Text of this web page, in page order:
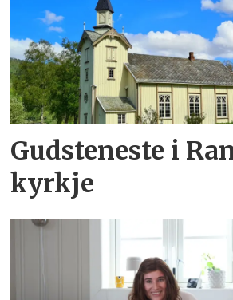
Gudsteneste i
kyrkje